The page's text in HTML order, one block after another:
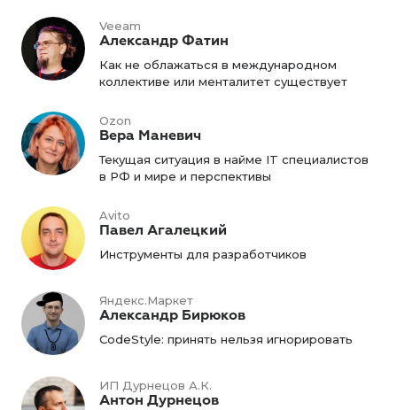
Veeam
Александр Фатин
Как не облажаться в международном
коллективе или менталитет существует
Ozon
Вера Маневич
Текущая ситуация в найме IT специалистов
в РФ и мире и перспективы
Avito
Павел Агалецкий
Инструменты для разработчиков
Яндекс.Маркет
Александр Бирюков
CodeStyle: принять нельзя игнорировать
ИП Дурнецов А.К.
Антон Дурнецов